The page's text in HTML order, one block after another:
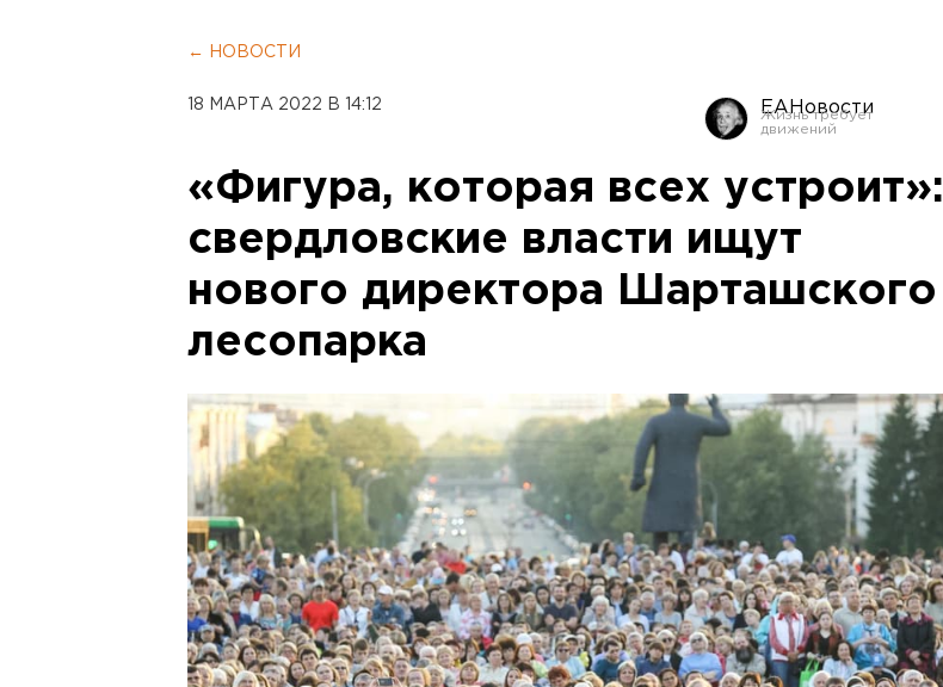
← НОВОСТИ
18 МАРТА 2022 В 14:12 ЕАНовости
«Фигура, которая всех устроит»:
свердловские власти ищут
нового директора Шарташского
лесопарка